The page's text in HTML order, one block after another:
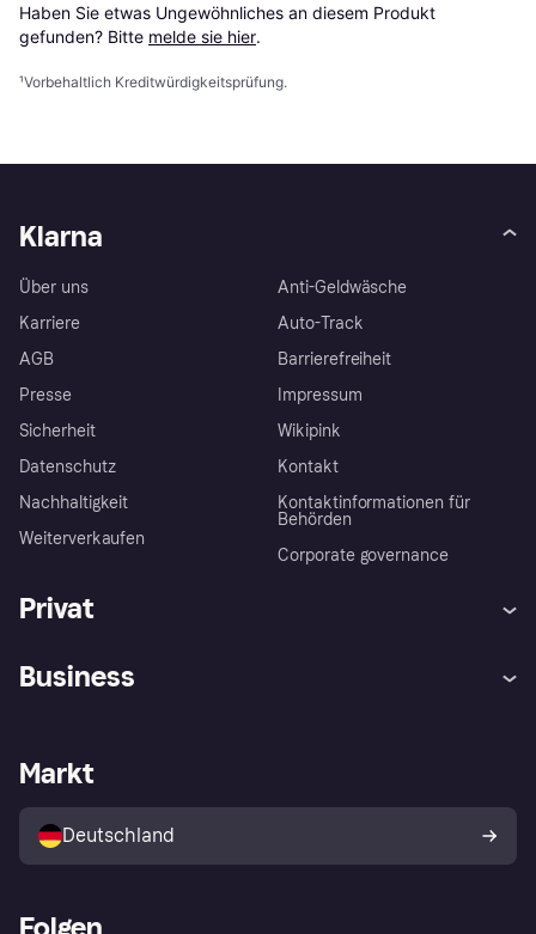
Haben Sie etwas Ungewöhnliches an diesem Produkt
gefunden? Bitte melde sie hier.
¹Vorbehaltlich Kreditwürdigkeitsprüfung.
Klarna
Über uns
Karriere
AGB
Presse
Sicherheit
Datenschutz
Nachhaltigkeit
Weiterverkaufen
Anti-Geldwäsche
Auto-Track
Barrierefreiheit
Impressum
Wikipink
Kontakt
Kontaktinformationen für
Behörden
Corporate governance
Privat
Klarna App
Shops entdecken
Käuferschutzrichtlinie
Dein Widerrufsrecht
Business
Händlerportal
Markt
Deutschland
Folgen